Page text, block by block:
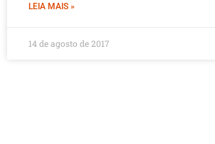
LEIA MAIS »
14 de agosto de 2017